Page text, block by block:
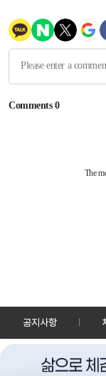
공지사항
30128 세종특